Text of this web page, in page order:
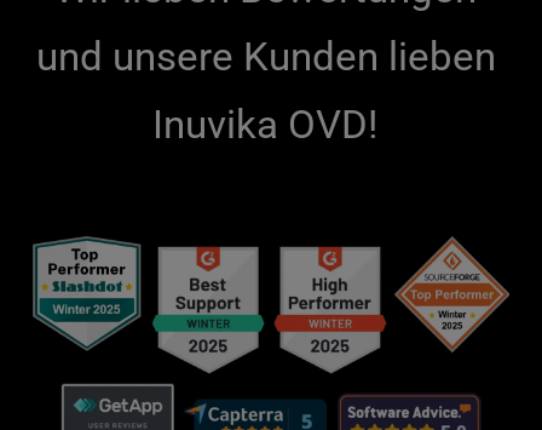
und unsere Kunden lieben
Inuvika OVD!